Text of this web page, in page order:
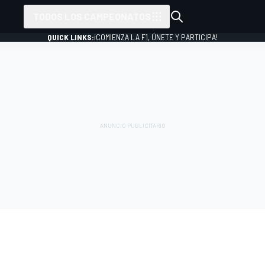
QUICK LINKS:¡COMIENZA LA F1, ÚNETE Y PARTICIPA!